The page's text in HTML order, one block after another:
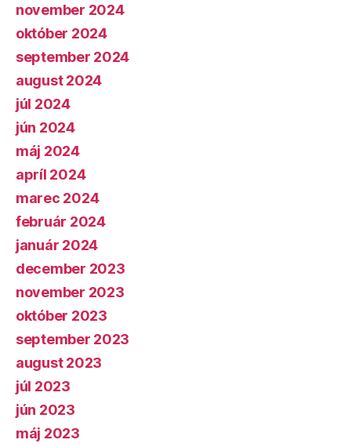
november 2024
október 2024
september 2024
august 2024
júl 2024
jún 2024
máj 2024
apríl 2024
marec 2024
február 2024
január 2024
december 2023
november 2023
október 2023
september 2023
august 2023
júl 2023
jún 2023
máj 2023